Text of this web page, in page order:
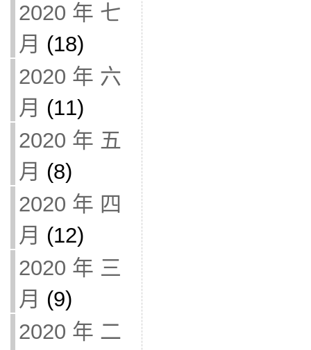
2020 年 七
月 (18)
2020 年 六
月 (11)
2020 年 五
月 (8)
2020 年 四
月 (12)
2020 年 三
月 (9)
2020 年 二